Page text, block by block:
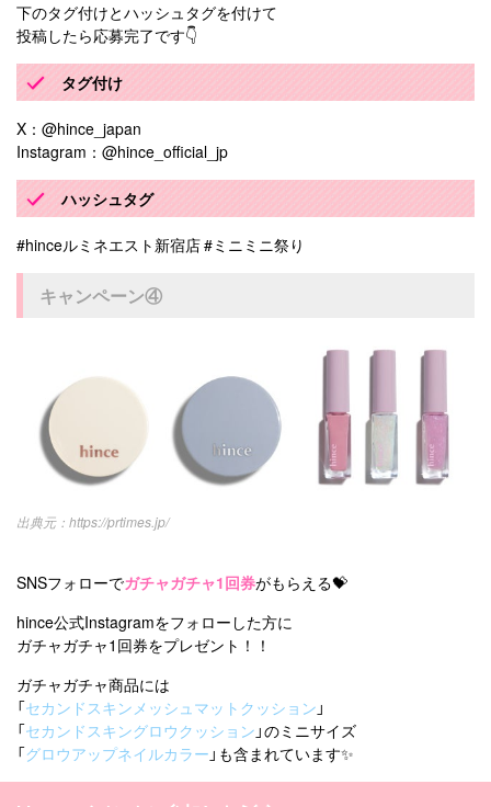
下のタグ付けとハッシュタグを付けて
投稿したら応募完了です👇
タグ付け
X：@hince_japan
Instagram：@hince_official_jp
ハッシュタグ
#hinceルミネエスト新宿店 #ミニミニ祭り
キャンペーン④
https://prtimes.jp/
SNSフォローでガチャガチャ1回券がもらえる💝
hince公式Instagramをフォローした方に
ガチャガチャ1回券をプレゼント！！
ガチャガチャ商品には
「セカンドスキンメッシュマットクッション 」
「セカンドスキングロウクッション 」のミニサイズ
「グロウアップネイルカラー 」も含まれています✨